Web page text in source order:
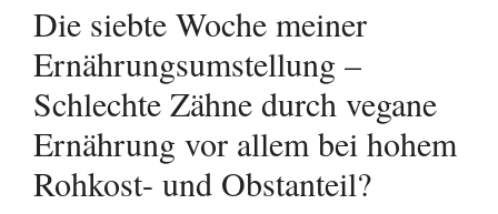
Die siebte Woche meiner
Ernährungsumstellung –
Schlechte Zähne durch vegane
Ernährung vor allem bei hohem
Rohkost- und Obstanteil?